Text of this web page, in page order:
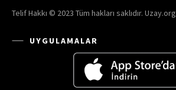
Telif Hakkı © 2023 Tüm hakları saklıdır. Uzay.org
UYGULAMALAR